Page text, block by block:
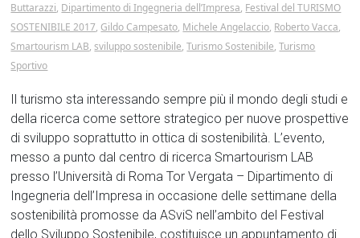
Buttarazzi, Dipartimento di Ingegneria dell’Impresa, Festival del TURISMO
SOSTENIBILE 2017, Gildo Campesato, Michele Angelaccio, Roberto Vacca,
Smartourism LAB,sviluppo sostenibile,Turismo Sostenibile,Turismo
Sportivo
Il turismo sta interessando sempre più il mondo degli studi e
della ricerca come settore strategico per nuove prospettive
di sviluppo soprattutto in ottica di sostenibilità. L’evento,
messo a punto dal centro di ricerca Smartourism LAB
presso l’Università di Roma Tor Vergata – Dipartimento di
Ingegneria dell’Impresa in occasione delle settimane della
sostenibilità promosse da ASviS nell’ambito del Festival
dello Sviluppo Sostenibile, costituisce un appuntamento di